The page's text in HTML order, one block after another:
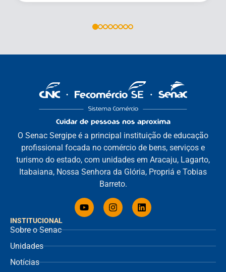
INSTITUCIONAL
Sobre o Senac
Unidades
Notícias
O Senac Sergipe é a principal instituição de educação
profissional focada no comércio de bens, serviços e
turismo do estado, com unidades em Aracaju, Lagarto,
Itabaiana, Nossa Senhora da Glória, Propriá e Tobias
Barreto.